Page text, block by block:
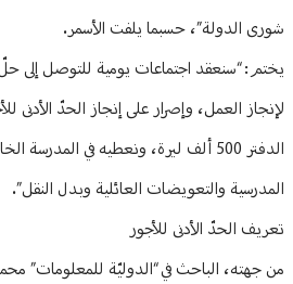
شورى الدولة”، حسبما يلفت الأسمر.
يختم: “سنعقد اجتماعات يومية للتوصل إلى
المدرسية والتعويضات العائلية وبدل النقل”.
تعريف الحدّ الأدنى للأجور